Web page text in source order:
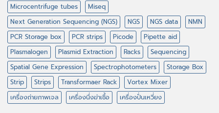
Microcentrifuge tubes
Miseq
Next Generation Sequencing (NGS)
NGS NGS data
NMN
PCR Storage box
PCR strips Picode
Pipette aid
Plasmalogen
Plasmid Extraction Racks
Sequencing
Spatial Gene Expression
Spectrophotometers
Storage Box
Strip
Strips Transformaer Rack
Vortex Mixer
เครื่องถ่ายภาพเจล
เครื่องนึ่งฆ่าเชื้อ เครื่องปั่นเหวี่ยง